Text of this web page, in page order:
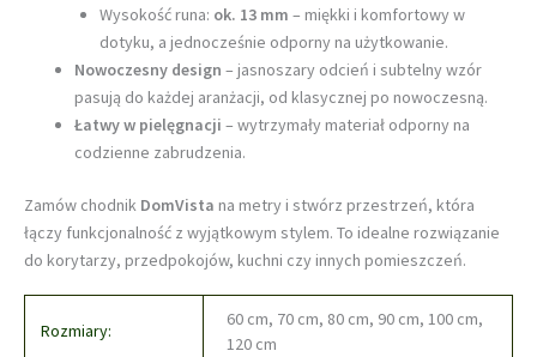
Wysokość runa: ok. 13 mm – miękki i komfortowy w
dotyku, a jednocześnie odporny na użytkowanie.
Nowoczesny design – jasnoszary odcień i subtelny wzór
pasują do każdej aranżacji, od klasycznej po nowoczesną.
Łatwy w pielęgnacji – wytrzymały materiał odporny na
codzienne zabrudzenia.
Zamów chodnik DomVista na metry i stwórz przestrzeń, która
łączy funkcjonalność z wyjątkowym stylem. To idealne rozwiązanie
do korytarzy, przedpokojów, kuchni czy innych pomieszczeń.
Rozmiary:
60 cm, 70 cm, 80 cm, 90 cm, 100 cm,
120 cm